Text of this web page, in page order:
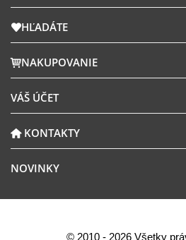
HĽADÁTE
NAKUPOVANIE
VÁŠ ÚČET
KONTAKTY
NOVINKY
© 2010 - 2026 Všetky